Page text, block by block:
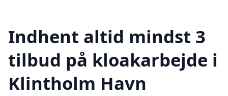
Indhent altid mindst 3
tilbud på kloakarbejde i
Klintholm Havn